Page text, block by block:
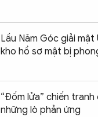
Lầu Năm Góc giải mật
kho hồ sơ mật bị
“Đốm lửa” chiến tranh
những lò phản ứng